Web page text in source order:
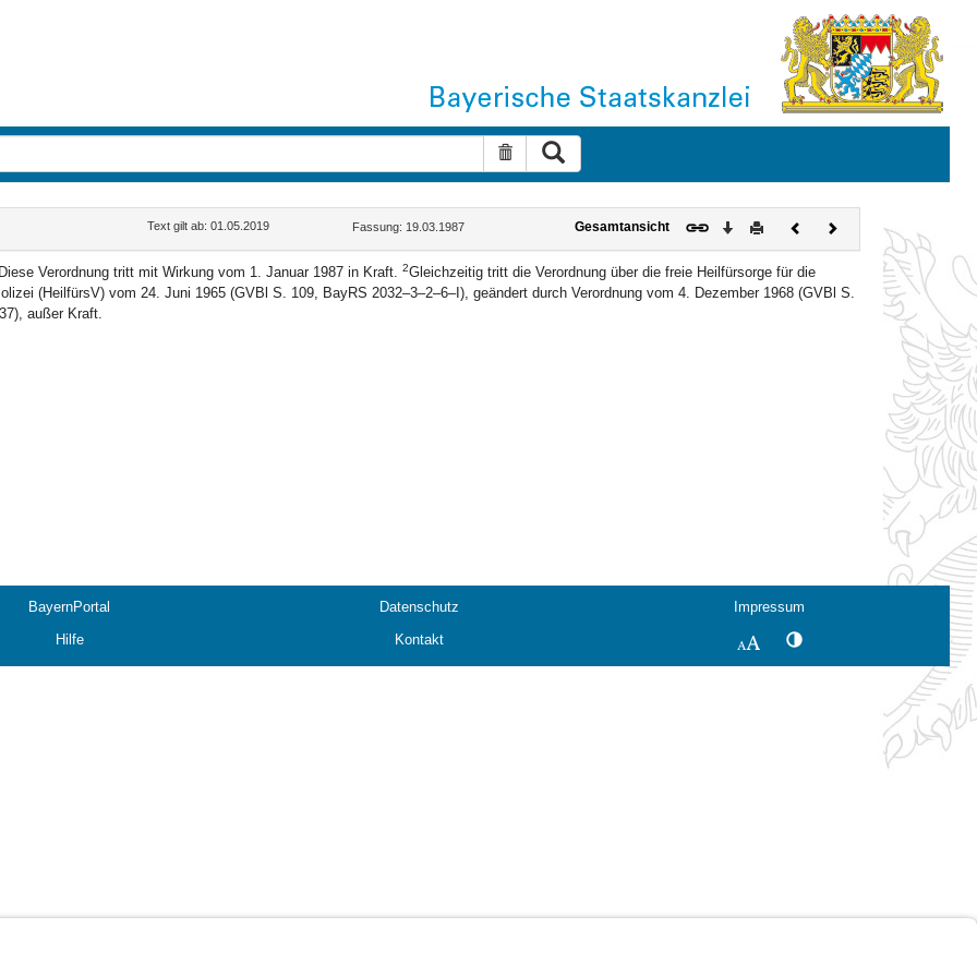
Suche zurücksetzen
Text gilt ab: 01.05.2019 Fassung: 19.03.1987 Gesamtansicht Download
DruckenVorherigesNächstes
Dokument
Diese Verordnung tritt mit Wirkung vom 1. Januar 1987 in Kraft. 2Gleichzeitig tritt die Verordnung über die freie Heilfürsorge für die
(HeilfürsV) vom 24. Juni 1965 (GVBl S. 109, BayRS 2032–3–2–6–I), geändert durch Verordnung vom 4. Dezember 1968 (GVBl S.
außer Kraft.
BayernPortal Datenschutz
Impressum
Hilfe Kontakt SchriftgrößeKontrastwechsel